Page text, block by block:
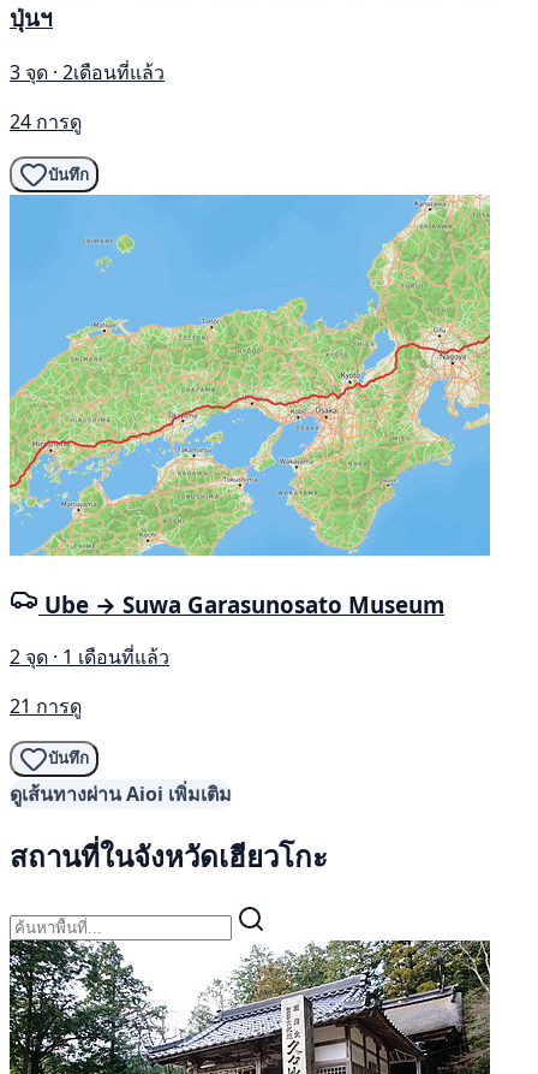
ปุ่นฯ
3 จุด · 2เดือนที่แล้ว
24 การดู
บันทึก
Ube → Suwa Garasunosato Museum
2 จุด · 1 เดือนที่แล้ว
21 การดู
บันทึก
ดูเส้นทางผ่าน Aioi เพิ่มเติม
สถานที่ในจังหวัดเฮียวโกะ